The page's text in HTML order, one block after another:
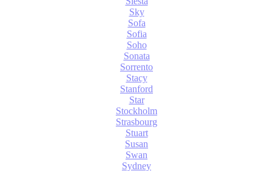
Sky
Sofa
Sofia
Soho
Sonata
Sorrento
Stacy
Stanford
Star
Stockholm
Strasbourg
Stuart
Susan
Swan
Sydney